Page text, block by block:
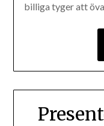
billiga tyger att